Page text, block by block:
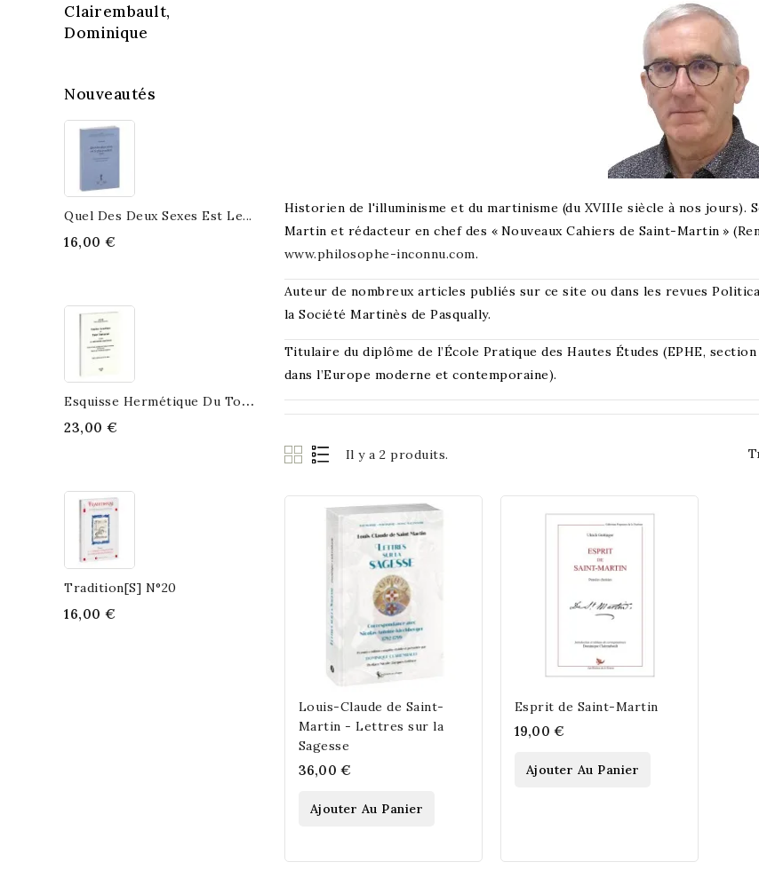
Clairembault,
Dominique
Nouveautés
Quel Des Deux Sexes Est Le...
16,00 €
E
Squisse Hermétique Du Tout...
23,00 €
Tradition[s] N°20
16,00 €
Historien de l'illuminisme et du martinisme (du XVIIIe siècle à nos jours).
Martin et rédacteur en chef des « Nouveaux Cahiers de Saint-Martin »
www.philosophe-inconnu.com.
Auteur de nombreux articles publiés sur ce site ou dans les revues
la Société Martinès de Pasqually.
Titulaire du diplôme de l’École Pratique des Hautes Études (EPHE,
dans l’Europe moderne et contemporaine).
Il y a 2 produits.
Louis-Claude de Saint-
Martin - Lettres sur la
Sagesse
36,00 €
Ajouter Au Panier
Esprit de Saint-Martin
19,00 €
Ajouter Au Panier